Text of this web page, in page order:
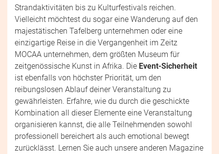
Strandaktivitäten bis zu Kulturfestivals reichen.
Vielleicht möchtest du sogar eine Wanderung auf den
majestätischen Tafelberg unternehmen oder eine
einzigartige Reise in die Vergangenheit im Zeitz
MOCAA unternehmen, dem größten Museum für
zeitgenössische Kunst in Afrika. Die Event-Sicherheit
ist ebenfalls von höchster Priorität, um den
reibungslosen Ablauf deiner Veranstaltung zu
gewährleisten. Erfahre, wie du durch die geschickte
Kombination all dieser Elemente eine Veranstaltung
organisieren kannst, die alle Teilnehmenden sowohl
professionell bereichert als auch emotional bewegt
zurücklässt. Lernen Sie auch unsere anderen Magazine